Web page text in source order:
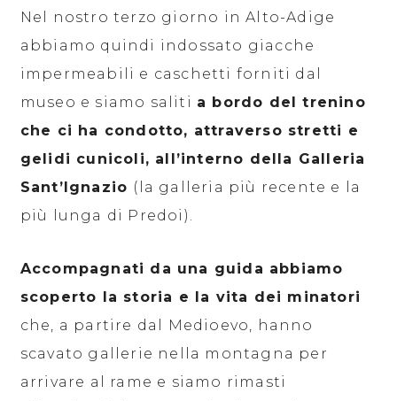
Nel nostro terzo giorno in Alto-Adige
abbiamo quindi indossato giacche
impermeabili e caschetti forniti dal
museo e siamo saliti a bordo del trenino
che ci ha condotto, attraverso stretti e
gelidi cunicoli, all’interno della Galleria
Sant’Ignazio (la galleria più recente e la
più lunga di Predoi).
Accompagnati da una guida abbiamo
scoperto la storia e la vita dei minatori
che, a partire dal Medioevo, hanno
scavato gallerie nella montagna per
arrivare al rame e siamo rimasti